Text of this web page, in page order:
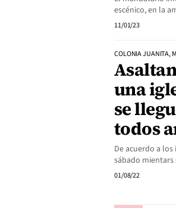
escénico, en la
11/01/23
COLONIA JUANITA,
una
se
todos
De acuerdo a
sábado mientars
01/08/22